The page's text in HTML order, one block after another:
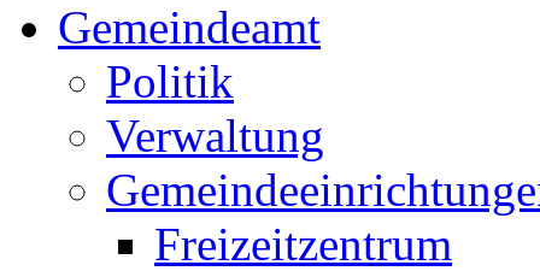
Gemeindeamt
Politik
Verwaltung
Freizeitzentrum